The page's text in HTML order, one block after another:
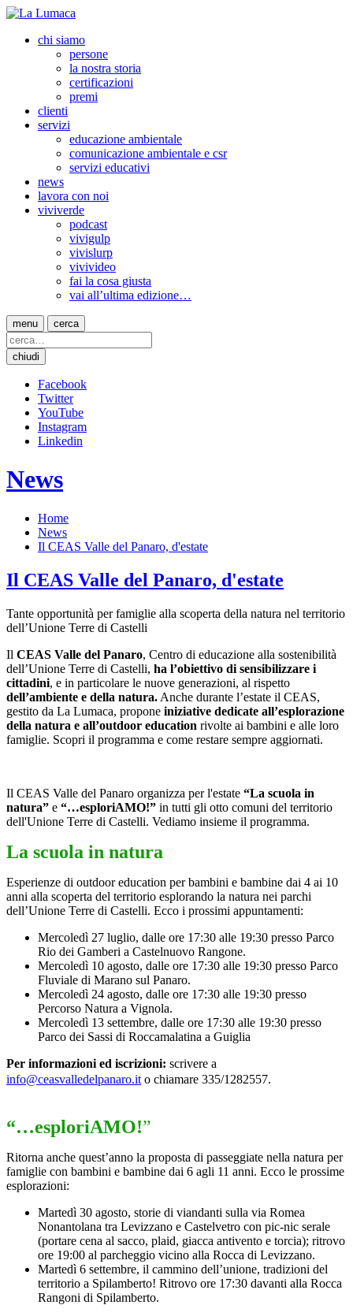
chi siamo
persone
la nostra storia
certificazioni
premi
clienti
servizi
educazione ambientale
comunicazione ambientale e csr
servizi educativi
news
lavora con noi
viviverde
podcast
vivigulp
vivislurp
vivivideo
fai la cosa giusta
vai all’ultima edizione…
menu cerca
chiudi
Facebook
Twitter
YouTube
Instagram
Linkedin
News
Home
News
Il CEAS Valle del Panaro, d'estate
Il CEAS Valle del Panaro, d'estate
Tante opportunità per famiglie alla scoperta della natura nel territorio
dell’Unione Terre di Castelli
Il CEAS Valle del Panaro, Centro di educazione alla sostenibilità
dell’Unione Terre di Castelli, ha l’obiettivo di sensibilizzare i
cittadini, e in particolare le nuove generazioni, al rispetto
dell’ambiente e della natura. Anche durante l’estate il CEAS,
gestito da La Lumaca, propone iniziative dedicate all’esplorazione
della natura e all’outdoor education rivolte ai bambini e alle loro
famiglie. Scopri il programma e come restare sempre aggiornati.
Il CEAS Valle del Panaro organizza per l'estate “La scuola in
natura” e “…esploriAMO!” in tutti gli otto comuni del territorio
dell'Unione Terre di Castelli. Vediamo insieme il programma.
La scuola in natura
Esperienze di outdoor education per bambini e bambine dai 4 ai 10
anni alla scoperta del territorio esplorando la natura nei parchi
dell’Unione Terre di Castelli. Ecco i prossimi appuntamenti:
Mercoledì 27 luglio, dalle ore 17:30 alle 19:30 presso Parco
Rio dei Gamberi a Castelnuovo Rangone.
Mercoledì 10 agosto, dalle ore 17:30 alle 19:30 presso Parco
Fluviale di Marano sul Panaro.
Mercoledì 24 agosto, dalle ore 17:30 alle 19:30 presso
Percorso Natura a Vignola.
Mercoledì 13 settembre, dalle ore 17:30 alle 19:30 presso
Parco dei Sassi di Roccamalatina a Guiglia
Per informazioni ed iscrizioni: scrivere a
info@ceasvalledelpanaro.it o chiamare 335/1282557.
“…esploriAMO!”
Ritorna anche quest’anno la proposta di passeggiate nella natura per
famiglie con bambini e bambine dai 6 agli 11 anni. Ecco le prossime
esplorazioni:
Martedì 30 agosto, storie di viandanti sulla via Romea
Nonantolana tra Levizzano e Castelvetro con pic-nic serale
(portare cena al sacco, plaid, giacca antivento e torcia); ritrovo
ore 19:00 al parcheggio vicino alla Rocca di Levizzano.
Martedì 6 settembre, il cammino dell’unione, tradizioni del
territorio a Spilamberto! Ritrovo ore 17:30 davanti alla Rocca
Rangoni di Spilamberto.